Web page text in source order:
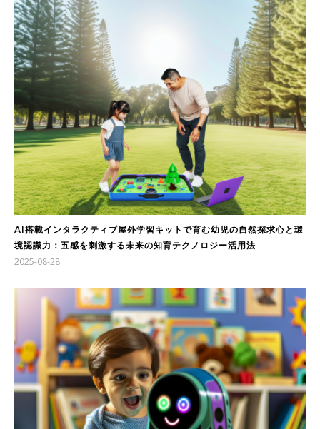
AI搭載インタラクティブ屋外学習キットで育む幼児の自然探求心と環
境認識力：五感を刺激する未来の知育テクノロジー活用法
2025-08-28